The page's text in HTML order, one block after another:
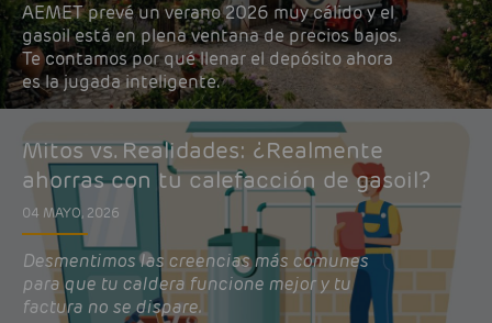
AEMET prevé un verano 2026 muy cálido y el
gasoil está en plena ventana de precios bajos.
Te contamos por qué llenar el depósito ahora
es la jugada inteligente.
Mitos vs. Realidades: ¿Realmente
ahorras con tu calefacción de gasoil?
04 MAYO, 2026
Desmentimos las creencias más comunes
para que tu caldera funcione mejor y tu
factura no se dispare.